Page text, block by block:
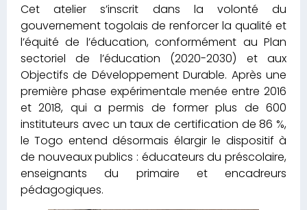
Cet atelier s’inscrit dans la volonté du
gouvernement togolais de renforcer la qualité et
l’équité de l’éducation, conformément au Plan
sectoriel de l’éducation (2020-2030) et aux
Objectifs de Développement Durable. Après une
première phase expérimentale menée entre 2016
et 2018, qui a permis de former plus de 600
instituteurs avec un taux de certification de 86 %,
le Togo entend désormais élargir le dispositif à
de nouveaux publics : éducateurs du préscolaire,
enseignants du primaire et encadreurs
pédagogiques.